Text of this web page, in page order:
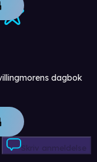
dagbok
Skriv anmeldelse